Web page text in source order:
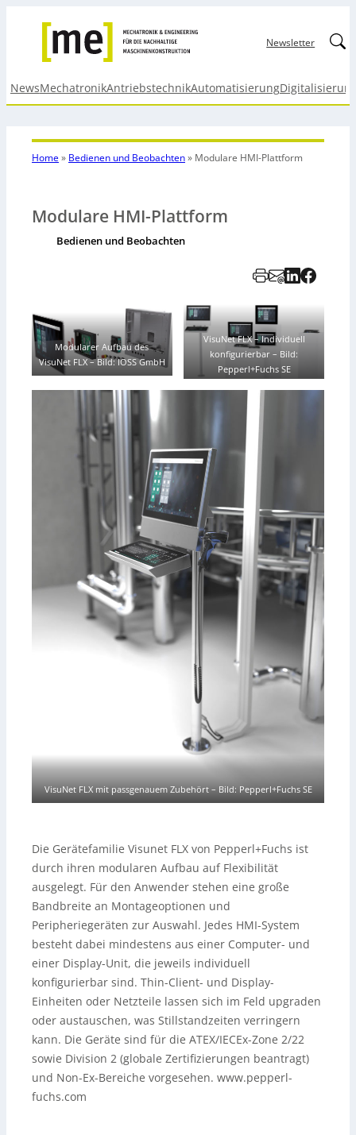
Newsletter
NewsMechatronikAntriebstechnikAutomatisierung
Home» Bedienen und Beobachten» Modulare HMI-Plattform
Modulare HMI-Plattform
Bedienen und Beobachten
Modularer Aufbau des
VisuNet FLX–Bild: IOSS GmbH
VisuNet FLX – Individuell
konfigurierbar – Bild:
Pepperl+Fuchs SE
VisuNet FLX mit passgenauem Zubehört– Bild: Pepperl+Fuchs SE
Die Gerätefamilie Visunet FLX von Pepperl+Fuchs ist
durch ihren modularen Aufbau auf Flexibilität
ausgelegt. Für den Anwender stehen eine große
Bandbreite an Montageoptionen und
Peripheriegeräten zur Auswahl. Jedes HMI-System
besteht dabei mindestens aus einer Computer- und
einer Display-Unit, die jeweils individuell
konfigurierbar sind. Thin-Client- und Display-
Einheiten oder Netzteile lassen sich im Feld upgraden
oder austauschen, was Stillstandzeiten verringern
kann. Die Geräte sind für die ATEX/IECEx-Zone 2/22
sowie Division 2 (globale Zertifizierungen beantragt)
und Non-Ex-Bereiche vorgesehen. www.pepperl-
fuchs.com